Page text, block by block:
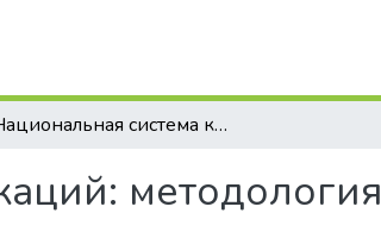
Национальная система квалификаций: методология формирования
методология